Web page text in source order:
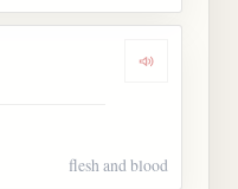
Dengarkan
flesh and blood